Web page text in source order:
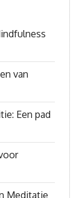
van
Een pad
Meditatie